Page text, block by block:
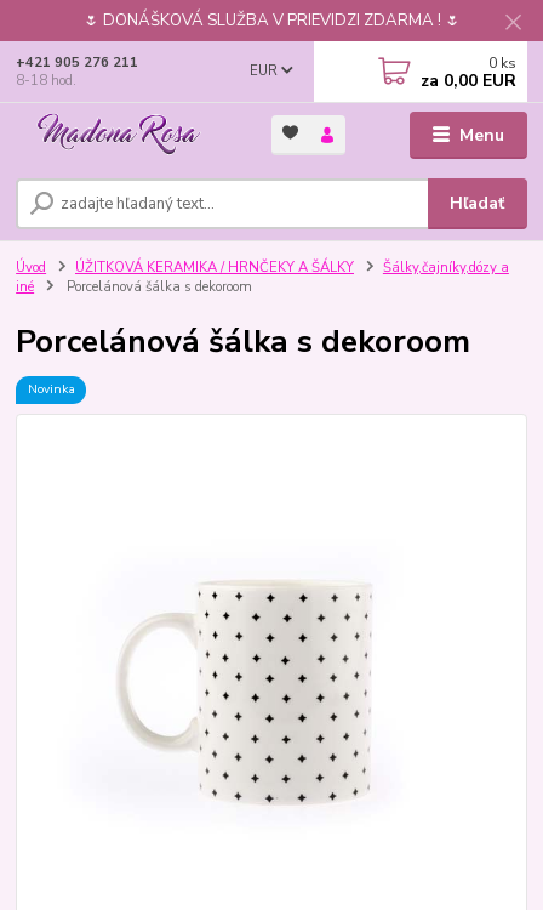
🌷 DONÁŠKOVÁ SLUŽBA V PRIEVIDZI ZDARMA ! 🌷
Menu
EUR
Hľadať
+421 905 276 211
8-18 hod.
0 ks
za 0,00 EUR
Úvod ÚŽITKOVÁ KERAMIKA / HRNČEKY A ŠÁLKY
Šálky,čajníky,dózy a
iné
Porcelánová šálka s dekoroom
Porcelánová šálka s dekoroom
Novinka